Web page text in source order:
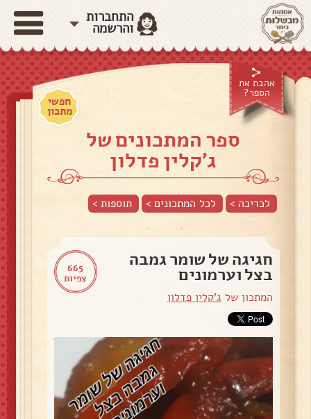
התחברות
והרשמה
אהבת את
הספר?
חפשי
מתכון
ספר המתכונים של
ג'קלין פדלון
לכריכה > לכל המתכונים > תוספות>
665
צפיות
חגיגה של שומר גמבה
בצל וערמונים
המתכון של ג'קלין פדלון